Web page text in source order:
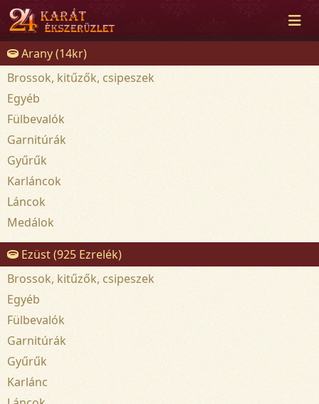
Arany (14kr)
Brossok, kitűzők, csipeszek
Egyéb
Fülbevalók
Garnitúrák
Gyűrűk
Karláncok
Láncok
Medálok
Ezüst (925 Ezrelék)
Brossok, kitűzők, csipeszek
Egyéb
Fülbevalók
Garnitúrák
Gyűrűk
Karlánc